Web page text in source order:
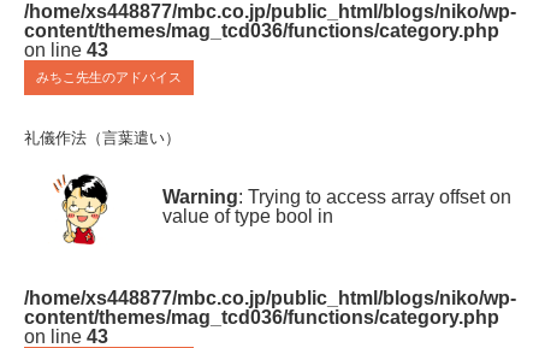
/home/xs448877/mbc.co.jp/public_html/blogs/niko/wp-
content/themes/mag_tcd036/functions/category.php
on line 43
みちこ先生のアドバイス
礼儀作法（言葉遣い）
Warning: Trying to access array offset on
value of type bool in
/home/xs448877/mbc.co.jp/public_html/blogs/niko/wp-
content/themes/mag_tcd036/functions/category.php
on line 43